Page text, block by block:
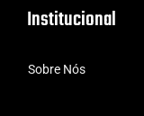
Institucional
Sobre Nós